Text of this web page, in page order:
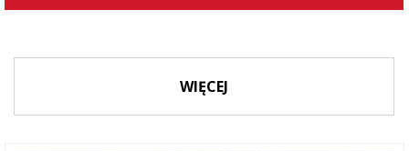
WIĘCEJ